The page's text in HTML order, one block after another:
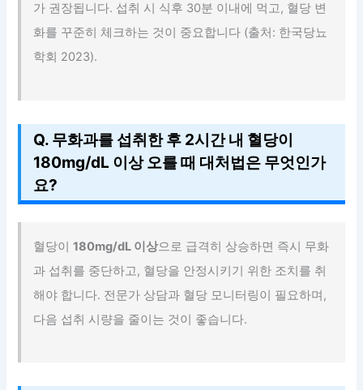
가 권장됩니다. 섭취 시 식후 30분 이내에 먹고, 혈당 변
화를 꾸준히 체크하는 것이 중요합니다 (출처: 한국당뇨
학회 2023).
Q. 무화과를 섭취한 후 2시간 내 혈당이
180mg/dL 이상 오를 때 대처법은 무엇인가
요?
혈당이180mg/dL 이상으로 급격히 상승하면 즉시 무화
과 섭취를 중단하고, 혈당을 안정시키기 위한 조치를 취
해야 합니다. 전문가 상담과 혈당 모니터링이 필요하며,
다음 섭취 시량을 줄이는 것이 좋습니다.